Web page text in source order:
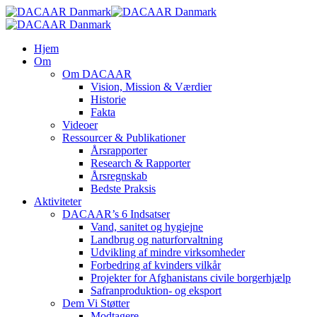
Skip
to
content
search
Menu
Hjem
Om
Om DACAAR
Vision, Mission & Værdier
Historie
Fakta
Videoer
Ressourcer & Publikationer
Årsrapporter
Research & Rapporter
Årsregnskab
Bedste Praksis
Aktiviteter
DACAAR’s 6 Indsatser
Vand, sanitet og hygiejne
Landbrug og naturforvaltning
Udvikling af mindre virksomheder
Forbedring af kvinders vilkår
Projekter for Afghanistans civile borgerhjælp
Safranproduktion- og eksport
Dem Vi Støtter